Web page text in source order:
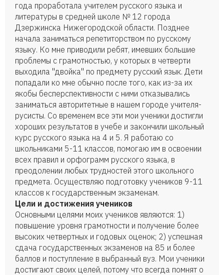
года проработала учителем русского языка и
литературы в средней школе № 12 города
Дзержинска Нижегородской области. Позднее
начала заниматься репетиторством по русскому
языку. Ко мне приводили ребят, имевших большие
проблемы с грамотностью, у которых в четверти
выходила "двойка" по предмету русский язык. Дети
попадали ко мне обычно после того, как из-за их
якобы бесперспективности с ними отказывались
заниматься авторитетные в нашем городе учителя-
русисты. Со временем все эти мои ученики достигли
хороших результатов в учебе и закончили школьный
курс русского языка на 4 и 5. Я работаю со
школьниками 5-11 классов, помогаю им в освоении
всех правил и орфограмм русского языка, в
преодолении любых трудностей этого школьного
предмета. Осуществляю подготовку учеников 9-11
классов к государственным экзаменам.
Цели и достижения учеников
Основными целями моих учеников являются: 1)
повышение уровня грамотности и получение более
высоких четвертных и годовых оценок; 2) успешная
сдача государственных экзаменов на 85 и более
баллов и поступление в выбранный вуз. Мои ученики
достигают своих целей, потому что всегда помнят о